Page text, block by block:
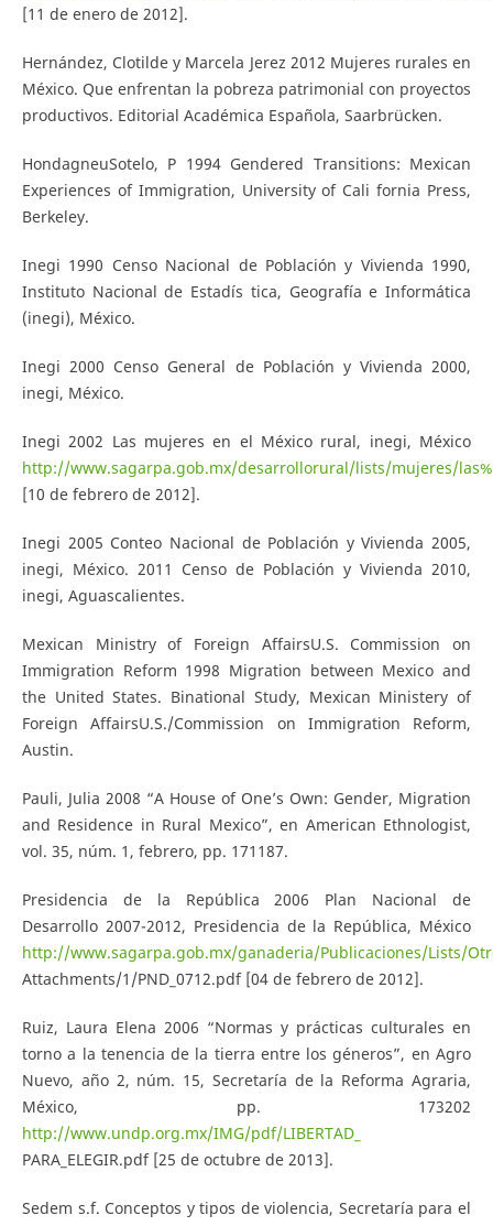
[11 de enero de 2012].
Hernández, Clotilde y Marcela Jerez 2012 Mujeres rurales en
México. Que enfrentan la pobreza patrimonial con proyectos
productivos. Editorial Académica Española, Saarbrücken.
Hondagneu­Sotelo, P 1994 Gendered Transitions: Mexican
Experiences of Immigration, University of Cali­ fornia Press,
Berkeley.
Inegi 1990 Censo Nacional de Población y Vivienda 1990,
Instituto Nacional de Estadís­ tica, Geografía e Informática
(inegi), México.
Inegi 2000 Censo General de Población y Vivienda 2000,
inegi, México.
Inegi 2002 Las mujeres en el México rural, inegi, México
http://www.sagarpa.gob.mx/desarrollorural/lists/mujeres/
[10 de febrero de 2012].
Inegi 2005 Conteo Nacional de Población y Vivienda 2005,
inegi, México. 2011 Censo de Población y Vivienda 2010,
inegi, Aguascalientes.
Mexican Ministry of Foreign Affairs­U.S. Commission on
Immigration Reform 1998 Migration between Mexico and
the United States. Binational Study, Mexican Ministery of
Foreign Affairs­U.S./Commission on Immigration Reform,
Austin.
Pauli, Julia 2008 “A House of One’s Own: Gender, Migration
and Residence in Rural Mexico”, en American Ethnologist,
vol. 35, núm. 1, febrero, pp. 171­187.
Presidencia de la República 2006 Plan Nacional de
Desarrollo 2007-2012, Presidencia de la República, México
http://www.sagarpa.gob.mx/ganaderia/Publicaciones/Lists/
Attachments/1/PND_0712.pdf [04 de febrero de 2012].
Ruiz, Laura Elena 2006 “Normas y prácticas culturales en
torno a la tenencia de la tierra entre los géneros”, en Agro
Nuevo, año 2, núm. 15, Secretaría de la Reforma Agraria,
México, pp. 173­202
http://www.undp.org.mx/IMG/pdf/LIBERTAD_
PARA_ELEGIR.pdf [25 de octubre de 2013].
Sedem s.f. Conceptos y tipos de violencia, Secretaría para el